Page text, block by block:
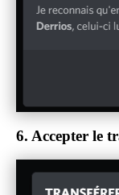
6. Accepter le